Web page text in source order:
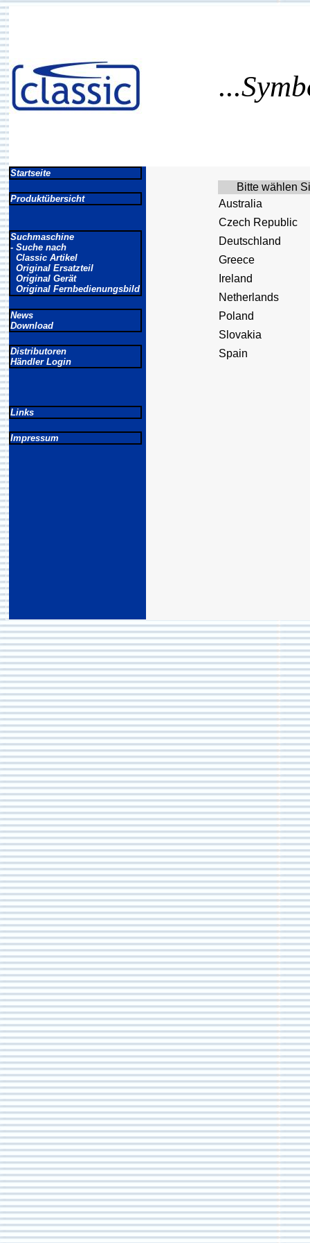
Startseite
Produktübersicht
Suchmaschine
- Suche nach
Classic Artikel
Original Ersatzteil
Original Gerät
Original Fernbedienungsbild
News
Download
Distributoren
Händler Login
Links
Impressum
Bitte wählen
Australia
Czech Republic
Deutschland
Greece
Ireland
Netherlands
Poland
Slovakia
Spain